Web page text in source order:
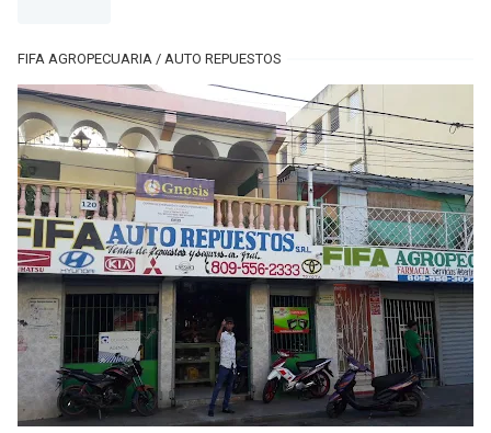
FIFA AGROPECUARIA / AUTO REPUESTOS